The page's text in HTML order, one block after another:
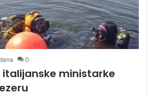
0
italijanske ministarke